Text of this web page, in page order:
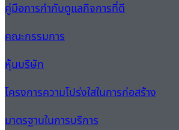
คู่มือการกำกับดูแลกิจการที่ดี
คณะกรรมการ
หุ้นบริษัท
โครงการความโปร่งใสในการก่อสร้าง
มาตรฐานในการบริการ